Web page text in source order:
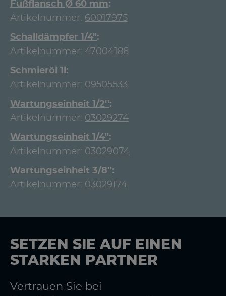
Fußflansch Ø 60 mm
Artikelnummer: 60017975
Schalldämpfer 1/4"
Artikelnummer: 47004186
Schmieröl 1l
Artikelnummer: 09505533
Wartungseinheit 1/2''
Artikelnummer: 03029274
Wartungseinheit 1/4''
Artikelnummer: 03029074
Wartungseinheit 3/8''
Artikelnummer: 03029174
SETZEN SIE AUF EINEN
STARKEN PARTNER
Vertrauen Sie bei